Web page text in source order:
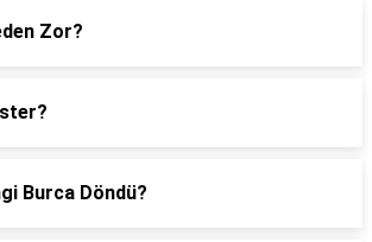
Zor?
Burca Döndü?